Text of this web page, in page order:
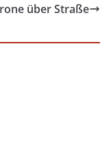
über Straße